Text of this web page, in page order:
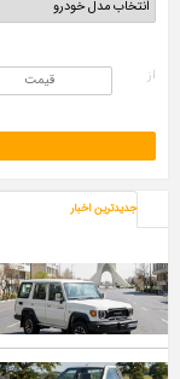
از
جدیدترین اخبار